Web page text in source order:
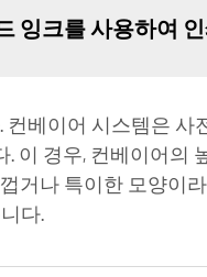
잉크를 사용하여
베이어 시스템은 사
이 경우, 컨베이어의
거나 특이한 모양이
다.